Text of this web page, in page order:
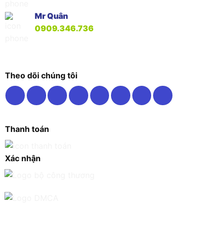
Mr Quân
0909.346.736
Theo dõi chúng tôi
Thanh toán
Xác nhận